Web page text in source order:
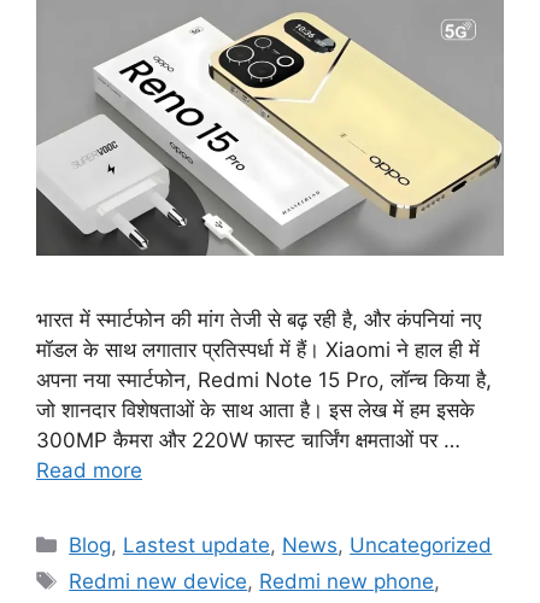
भारत में स्मार्टफोन की मांग तेजी से बढ़ रही है, और कंपनियां नए
मॉडल के साथ लगातार प्रतिस्पर्धा में हैं। Xiaomi ने हाल ही में
अपना नया स्मार्टफोन, Redmi Note 15 Pro, लॉन्च किया है,
जो शानदार विशेषताओं के साथ आता है। इस लेख में हम इसके
300MP कैमरा और 220W फास्ट चार्जिंग क्षमताओं पर …
Read more
Categories
Blog, Lastest update, News, Uncategorized
Tags
Redmi new device, Redmi new phone,